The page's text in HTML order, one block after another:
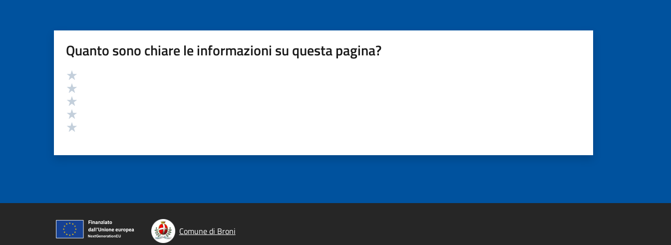
Quanto sono chiare le informazioni su questa pagina?
Valutazione
Comune di Broni